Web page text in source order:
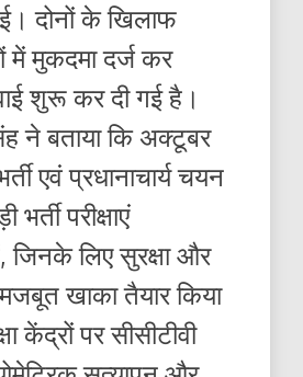
दोनों के खिलाफ
में मुकदमा दर्ज कर
शुरू कर दी गई है।
ने बताया कि अक्टूबर
एवं प्रधानाचार्य चयन
परीक्षाएं
जिनके लिए सुरक्षा और
मजबूत खाका तैयार किया
केंद्रों पर सीसीटीवी